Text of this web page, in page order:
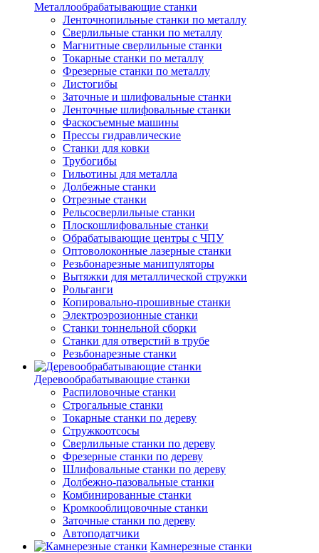
Металлообрабатывающие станки
Ленточнопильные станки по металлу
Сверлильные станки по металлу
Магнитные сверлильные станки
Токарные станки по металлу
Фрезерные станки по металлу
Листогибы
Заточные и шлифовальные станки
Ленточные шлифовальные станки
Фаскосъемные машины
Прессы гидравлические
Станки для ковки
Трубогибы
Гильотины для металла
Долбежные станки
Отрезные станки
Рельсосверлильные станки
Плоскошлифовальные станки
Обрабатывающие центры с ЧПУ
Оптоволоконные лазерные станки
Резьбонарезные манипуляторы
Вытяжки для металлической стружки
Рольганги
Копировально-прошивные станки
Электроэрозионные станки
Станки тоннельной сборки
Станки для отверстий в трубе
Резьбонарезные станки
Деревообрабатывающие станки
Распиловочные станки
Строгальные станки
Токарные станки по дереву
Стружкоотсосы
Сверлильные станки по дереву
Фрезерные станки по дереву
Шлифовальные станки по дереву
Долбежно-пазовальные станки
Комбинированные станки
Кромкооблицовочные станки
Заточные станки по дереву
Автоподатчики
Камнерезные станки